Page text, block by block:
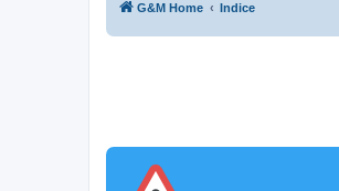
G&M Home Indice